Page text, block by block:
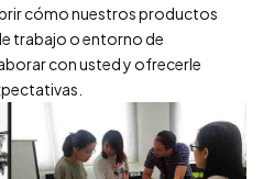
cómo nuestros productos
trabajo o entorno de
con usted y ofrecerle